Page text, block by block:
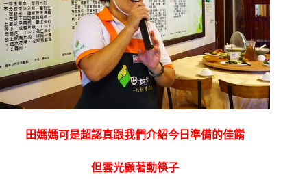
田媽媽可是超認真跟我們介紹今日準備的佳餚
但雲光顧著動筷子